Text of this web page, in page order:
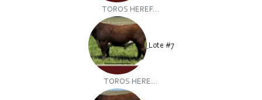
TOROS HEREF...
Lote #7
TOROS HERE...